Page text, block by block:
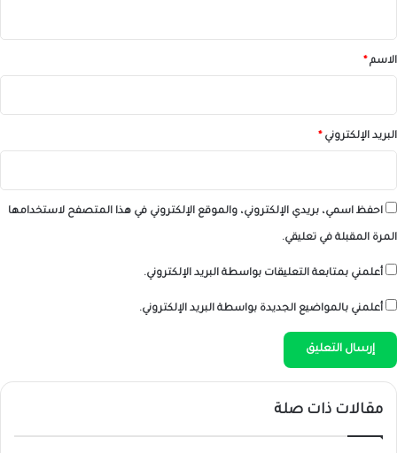
*الاسم*
البريد الإلكتروني*
احفظ اسمي، بريدي الإلكتروني، والموقع الإلكتروني في هذا المتصفح لاستخدامها
المرة المقبلة في تعليقي.
أعلمني بمتابعة التعليقات بواسطة البريد الإلكتروني.
أعلمني بالمواضيع الجديدة بواسطة البريد الإلكتروني.
مقالات ذات صلة